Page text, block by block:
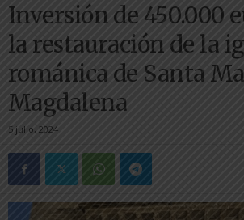
Inversión de 450.000
la restauración de la
románica de Santa
Magdalena
5 julio, 2024